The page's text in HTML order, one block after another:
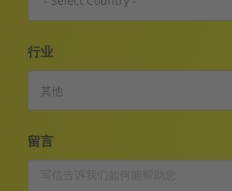
行业
留言